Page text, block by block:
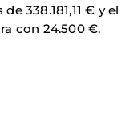
338.181,11 € y el
con 24.500 €.